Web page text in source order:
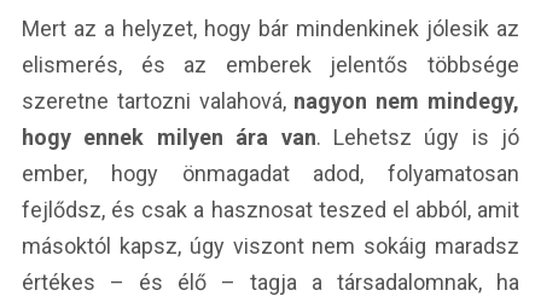
Mert az a helyzet, hogy bár mindenkinek jólesik az
elismerés, és az emberek jelentős többsége
szeretne tartozni valahová, nagyon nem mindegy,
hogy ennek milyen ára van. Lehetsz úgy is jó
ember, hogy önmagadat adod, folyamatosan
fejlődsz, és csak a hasznosat teszed el abból, amit
másoktól kapsz, úgy viszont nem sokáig maradsz
értékes – és élő – tagja a társadalomnak, ha